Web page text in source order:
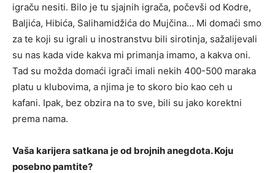
igraču nesiti. Bilo je tu sjajnih igrača, počevši od Kodre,
Baljića, Hibića, Salihamidžića do Mujčina… Mi domaći smo
za te koji su igrali u inostranstvu bili sirotinja, sažalijevali
su nas kada vide kakva mi primanja imamo, a kakva oni.
Tad su možda domaći igrači imali nekih 400-500 maraka
platu u klubovima, a njima je to skoro bio kao ceh u
kafani. Ipak, bez obzira na to sve, bili su jako korektni
prema nama.
Vaša karijera satkana je od brojnih anegdota. Koju
posebno pamtite?